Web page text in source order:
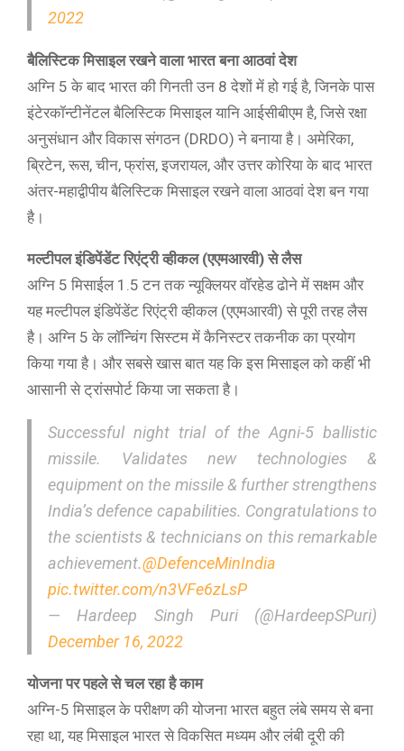
2022
बैलिस्टिक मिसाइल रखने वाला भारत बना आठवां देश
अग्नि 5 के बाद भारत की गिनती उन 8 देशों में हो गई है, जिनके पास
इंटेरकॉन्टीनेंटल बैलिस्टिक मिसाइल यानि आईसीबीएम है, जिसे रक्षा
अनुसंधान और विकास संगठन (DRDO) ने बनाया है। अमेरिका,
ब्रिटेन, रूस, चीन, फ्रांस, इजरायल, और उत्तर कोरिया के बाद भारत
अंतर-महाद्वीपीय बैलिस्टिक मिसाइल रखने वाला आठवां देश बन गया
है।
मल्टीपल इंडिपेंडेंट रिएंट्री व्हीकल (एएमआरवी) से लैस
अग्नि 5 मिसाईल 1.5 टन तक न्यूक्लियर वॉरहेड ढोने में सक्षम और
यह मल्टीपल इंडिपेंडेंट रिएंट्री व्हीकल (एएमआरवी) से पूरी तरह लैस
है। अग्नि 5 के लॉन्चिंग सिस्टम में कैनिस्टर तकनीक का प्रयोग
किया गया है। और सबसे खास बात यह कि इस मिसाइल को कहीं भी
आसानी से ट्रांसपोर्ट किया जा सकता है।
Successful night trial of the Agni-5 ballistic
missile. Validates new technologies &
equipment on the missile & further strengthens
India’s defence capabilities. Congratulations to
the scientists & technicians on this remarkable
achievement.@DefenceMinIndia
pic.twitter.com/n3VFe6zLsP
— Hardeep Singh Puri (@HardeepSPuri)
December 16, 2022
योजना पर पहले से चल रहा है काम
अग्नि-5 मिसाइल के परीक्षण की योजना भारत बहुत लंबे समय से बना
रहा था, यह मिसाइल भारत से विकसित मध्यम और लंबी दूरी की